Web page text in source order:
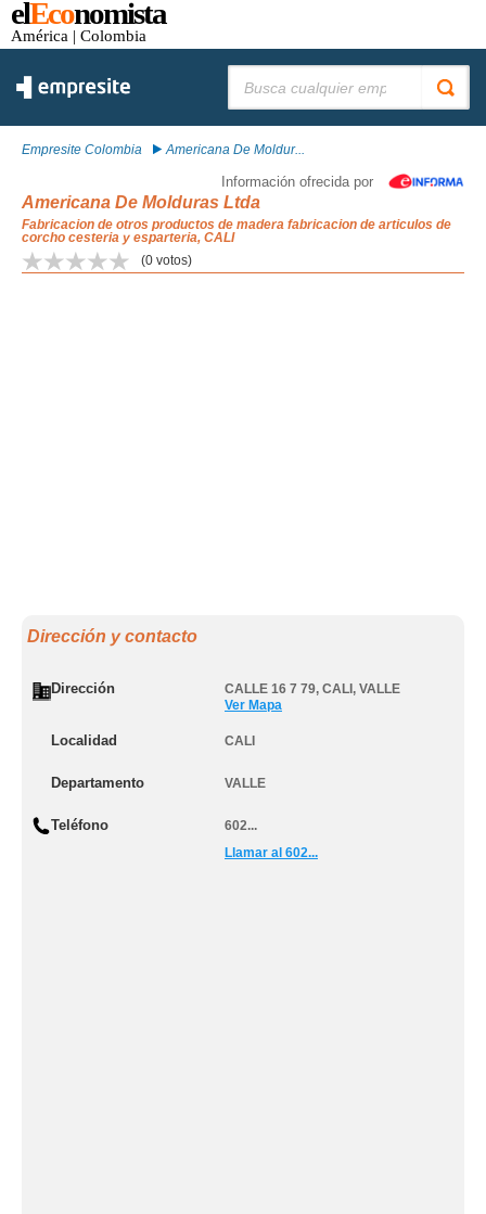
elEconomista
América | Colombia
Empresite Colombia Americana De Moldur...
Información ofrecida por
Americana De Molduras Ltda
Fabricacion de otros productos de madera fabricacion de articulos de
corcho cesteria y esparteria, CALI
(0 votos)
Dirección y contacto
Dirección CALLE 16 7 79, CALI , VALLE
Ver Mapa
Localidad CALI
Departamento VALLE
Teléfono
602...
Llamar al 602...